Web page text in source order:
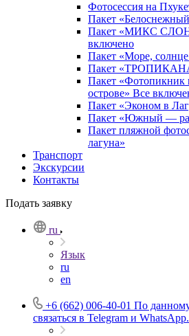
Фотоcессия на
Пакет
Пакет «МИКС
включено
Пакет «Море,
Пакет
Пакет «Фотопикник
острове» Все
Пакет «Эконом в
Пакет «Южный —
Пакет пляжной
лагуна»
Транспорт
Экскурсии
Контакты
Подать заявку
ru
Язык
ru
en
+6 (662) 006-40-01 По
связаться в Telegram и WhatsApp.